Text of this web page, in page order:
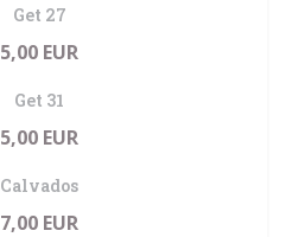
Get 27
5,00 EUR
Get 31
5,00 EUR
Calvados
7,00 EUR